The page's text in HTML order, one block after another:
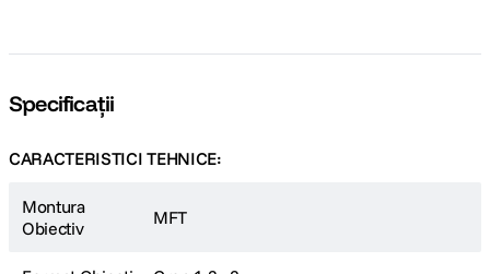
Specificații
CARACTERISTICI TEHNICE:
Montura
Obiectiv
MFT